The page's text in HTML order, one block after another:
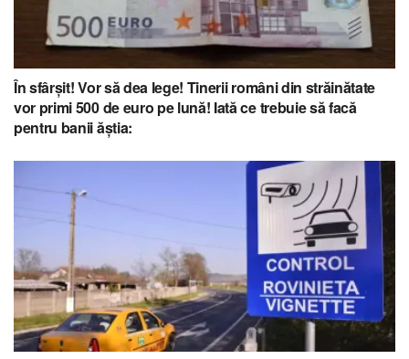
În sfârșit! Vor să dea lege! Tinerii români din străinătate
vor primi 500 de euro pe lună! Iată ce trebuie să facă
pentru banii ăștia: